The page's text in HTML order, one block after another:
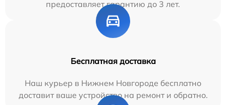
предоставляет гарантию до 3 лет.
Бесплатная доставка
Наш курьер в Нижнем Новгороде бесплатно
доставит ваше устройство на ремонт и обратно.